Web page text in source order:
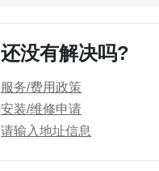
还没有解决吗?
服务/费用政策
安装/维修申请
请输入地址信息